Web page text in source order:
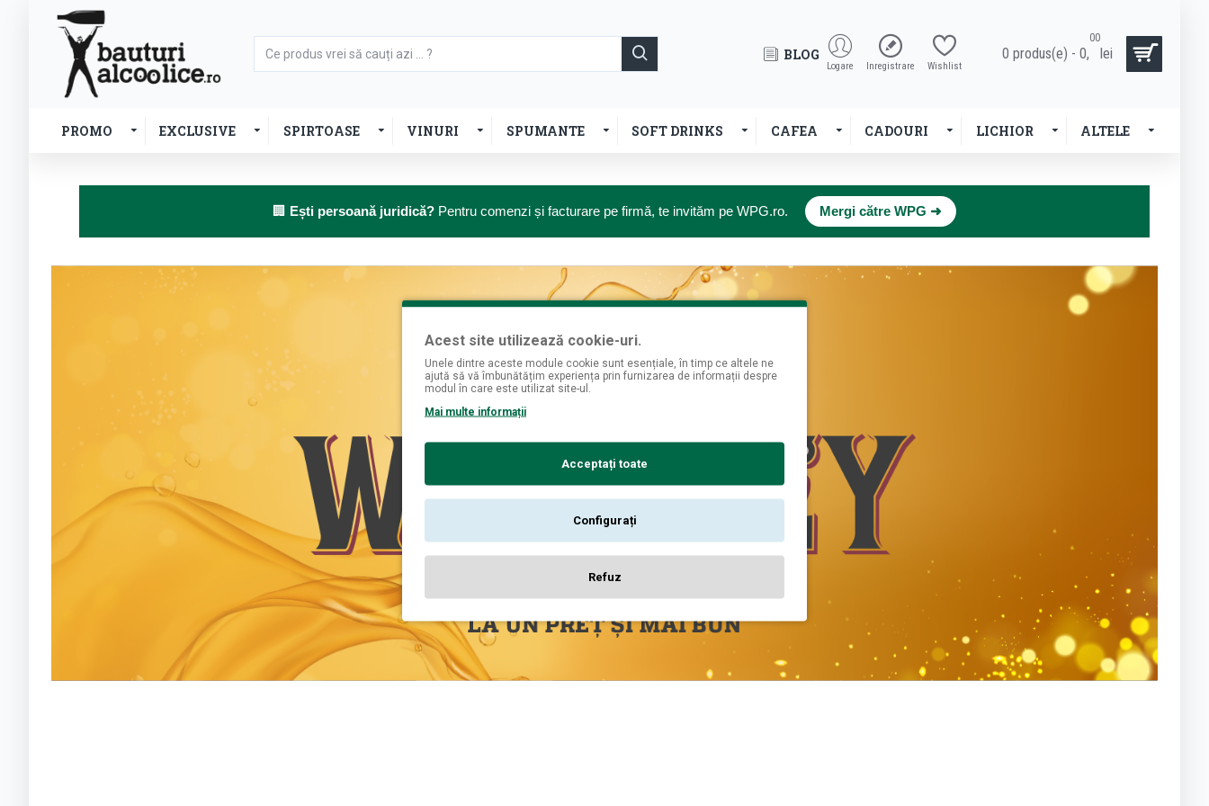
BLOG
Logare Inregistrare Wishlist
0 produs(e) - 0,
00
lei
PROMO EXCLUSIVE SPIRTOASE VINURI SPUMANTE SOFT DRINKS CAFEA CADOURI LICHIOR ALTELE
🏢 Ești persoană juridică? Pentru comenzi și facturare pe firmă, te invităm pe WPG.ro. Mergi către WPG ➜
Acest site utilizează cookie-uri.
Unele dintre aceste module cookie sunt esențiale, în timp ce altele ne
ajută să vă îmbunătățim experiența prin furnizarea de informații despre
modul în care este utilizat site-ul.
Mai multe informații
Acceptați toate
Configurați
Refuz